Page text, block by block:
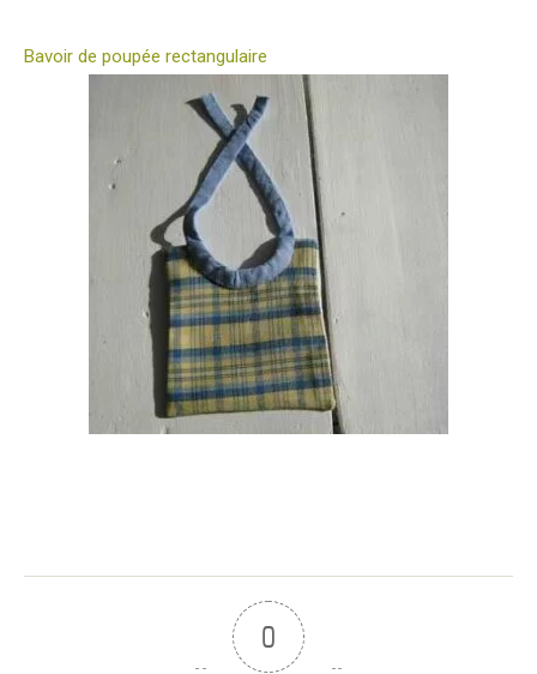
Bavoir de poupée rectangulaire
0